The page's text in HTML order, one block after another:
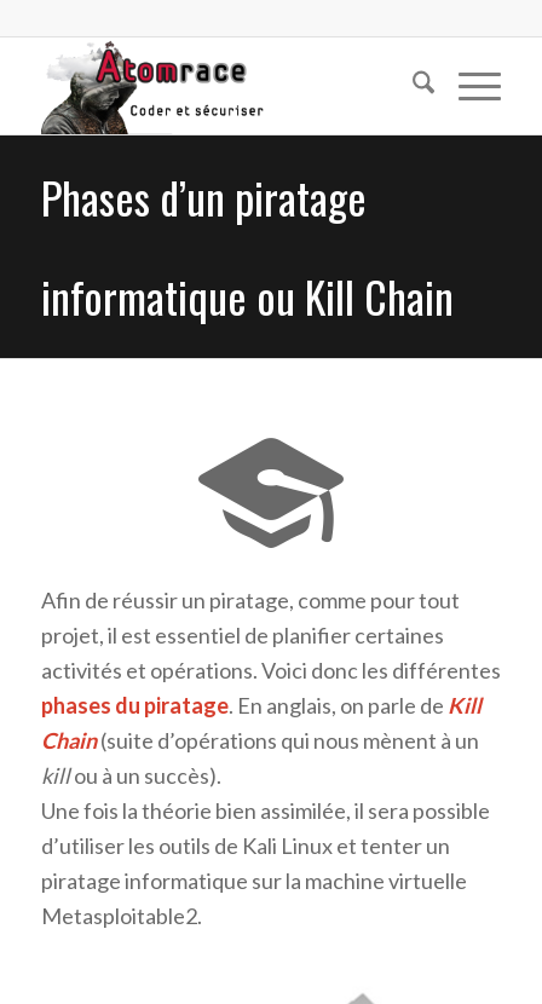
Phases d’un piratage
informatique ou Kill Chain
Afin de réussir un piratage, comme pour tout
projet, il est essentiel de planifier certaines
activités et opérations. Voici donc les différentes
phases du piratage. En anglais, on parle de Kill
Chain(suite d’opérations qui nous mènent à un
killou à un succès).
Une fois la théorie bien assimilée, il sera possible
d’utiliser les outils de Kali Linux et tenter un
piratage informatique sur la machine virtuelle
Metasploitable2.